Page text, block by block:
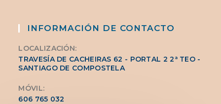
INFORMACIÓN DE CONTACTO
LOCALIZACIÓN:
TRAVESÍA DE CACHEIRAS 62 - PORTAL 2 2ª TEO -
SANTIAGO DE COMPOSTELA
MÓVIL:
606 765 032